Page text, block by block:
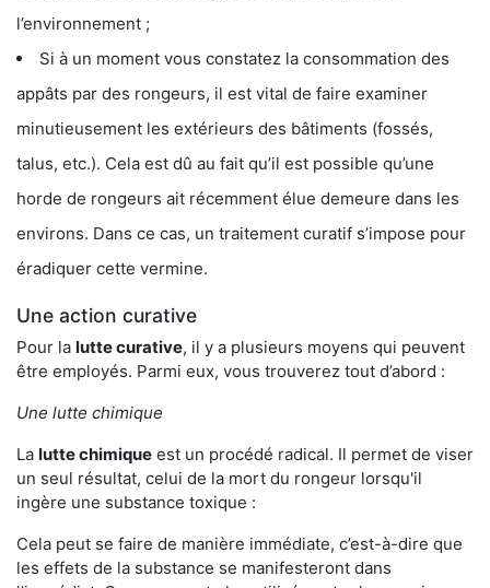
l’environnement ;
Si à un moment vous constatez la consommation des
appâts par des rongeurs, il est vital de faire examiner
minutieusement les extérieurs des bâtiments (fossés,
talus, etc.). Cela est dû au fait qu’il est possible qu’une
horde de rongeurs ait récemment élue demeure dans les
environs. Dans ce cas, un traitement curatif s’impose pour
éradiquer cette vermine.
Une action curative
Pour la lutte curative, il y a plusieurs moyens qui peuvent
être employés. Parmi eux, vous trouverez tout d’abord :
Une lutte chimique
La lutte chimique est un procédé radical. Il permet de viser
un seul résultat, celui de la mort du rongeur lorsqu'il
ingère une substance toxique :
Cela peut se faire de manière immédiate, c’est-à-dire que
les effets de la substance se manifesteront dans